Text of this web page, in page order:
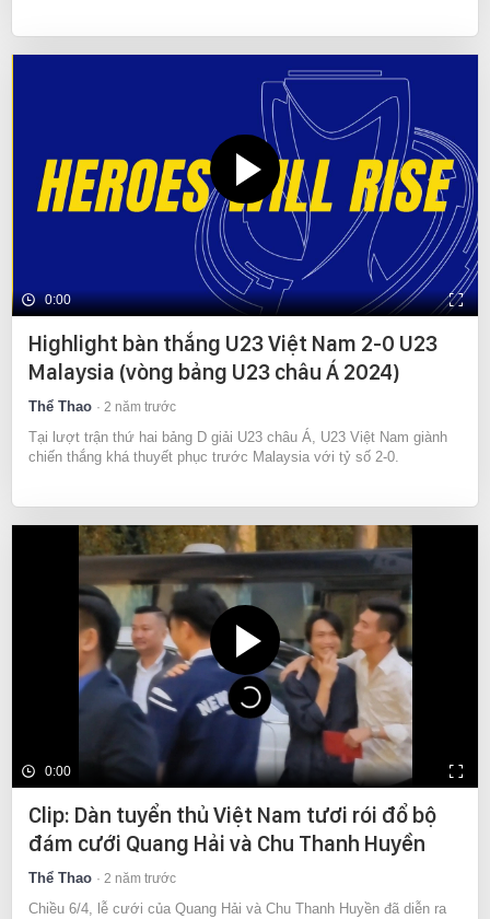
0:00
Highlight bàn thắng U23 Việt Nam 2-0 U23
Malaysia (vòng bảng U23 châu Á 2024)
Thể Thao 2 năm trước
Tại lượt trận thứ hai bảng D giải U23 châu Á, U23 Việt Nam giành
chiến thắng khá thuyết phục trước Malaysia với tỷ số 2-0.
0:00
Clip: Dàn tuyển thủ Việt Nam tươi rói đổ bộ
đám cưới Quang Hải và Chu Thanh Huyền
Thể Thao 2 năm trước
Chiều 6/4, lễ cưới của Quang Hải và Chu Thanh Huyền đã diễn ra